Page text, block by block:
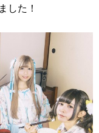
した！